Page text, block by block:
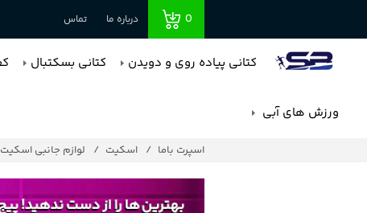
0 درباره ما تماس
کتانی پیاده روی و دویدن کتانی بسکتبال
ورزش های آبی
اسپرت باما اسکیت لوازم جانبی اسکیت